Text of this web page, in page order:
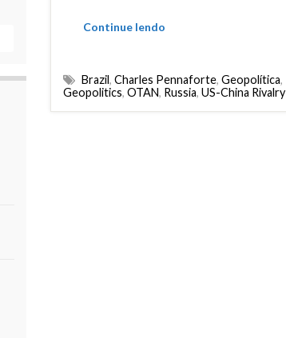
Continue lendo
Brazil, Charles Pennaforte, Geopolítica,
Geopolitics, OTAN, Russia, US-China Rivalry